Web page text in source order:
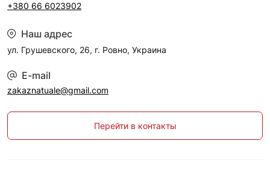
+380 66 6023902
Наш адрес
ул. Грушевского, 26, г. Ровно, Украина
E-mail
zakaznatuale@gmail.com
Перейти в контакты